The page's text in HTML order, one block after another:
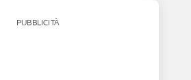
PUBBLICITÀ